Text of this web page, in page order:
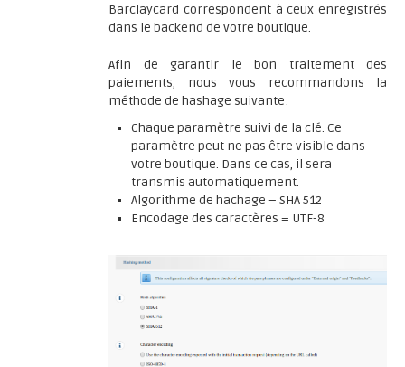
Barclaycard correspondent à ceux enregistrés
dans le backend de votre boutique.
Afin de garantir le bon traitement des
paiements, nous vous recommandons la
méthode de hashage suivante:
Chaque paramètre suivi de la clé. Ce
paramètre peut ne pas être visible dans
votre boutique. Dans ce cas, il sera
transmis automatiquement.
Algorithme de hachage = SHA 512
Encodage des caractères = UTF-8